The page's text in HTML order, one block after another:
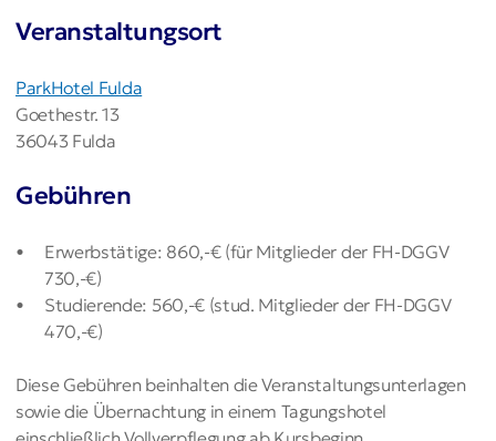
Veranstaltungsort
ParkHotel Fulda
Goethestr. 13
36043 Fulda
Gebühren
Erwerbstätige: 860,-€ (für Mitglieder der FH-DGGV
730,-€)
Studierende: 560,-€ (stud. Mitglieder der FH-DGGV
470,-€)
Diese Gebühren beinhalten die Veranstaltungsunterlagen
sowie die Übernachtung in einem Tagungshotel